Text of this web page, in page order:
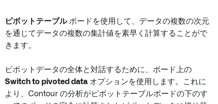
ピボットテーブルボードを使用して、データの複数の次元
を通じてデータの複数の集計値を素早く計算することがで
きます。
ピボットデータの全体と対話するために、ボード上の
Switch to pivoted data オプションを使用します。これに
より、Contour の分析がピボットテーブルボードの下のす